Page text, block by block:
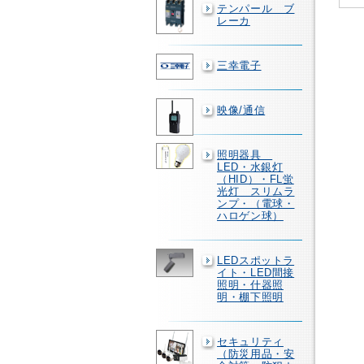
テンパール ブ
レーカ
三幸電子
映像/通信
照明器具
LED・水銀灯
（HID）・FL蛍
光灯 スリムラ
ンプ・（電球・
ハロゲン球）
LEDスポットラ
イト・LED間接
照明・什器照
明・棚下照明
セキュリティ
（防災用品・安